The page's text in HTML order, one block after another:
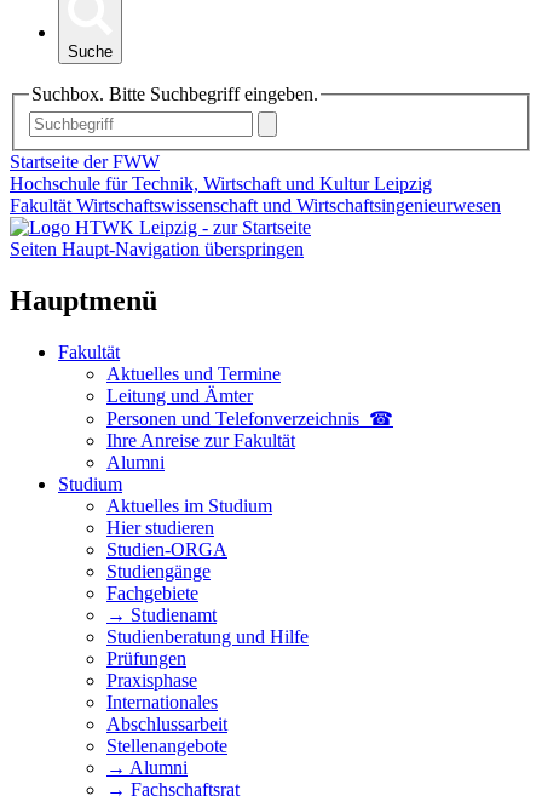
Suche
Suchbox. Bitte Suchbegriff eingeben.
Startseite der FWW
Hochschule für Technik, Wirtschaft und Kultur Leipzig
Fakultät Wirtschaftswissenschaft und Wirtschaftsingenieurwesen
Seiten Haupt-Navigation überspringen
Hauptmenü
Fakultät
Aktuelles und Termine
Leitung und Ämter
Personen und Telefon­verzeichnis ☎
Ihre Anreise zur Fakultät
Alumni
Studium
Aktuelles im Studium
Hier studieren
Studien-ORGA
Studiengänge
Fachgebiete
→ Studienamt
Studienberatung und Hilfe
Prüfungen
Praxisphase
Internationales
Abschlussarbeit
Stellenangebote
→ Alumni
→ Fachschaftsrat